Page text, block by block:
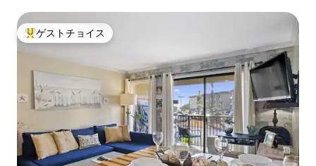
大好評のゲストチョイスです。
ゲストチョイス